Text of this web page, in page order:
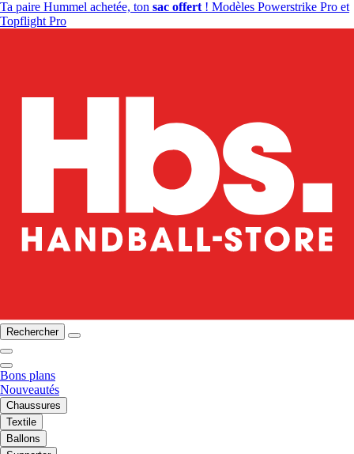
Ta paire Hummel achetée, ton sac offert ! Modèles Powerstrike Pro et
Topflight Pro
Rechercher
Bons plans
Nouveautés
Chaussures
Textile
Ballons